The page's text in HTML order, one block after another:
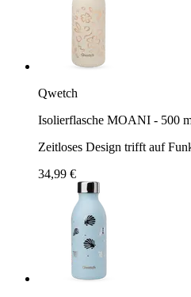
Qwetch
Isolierflasche MOANI - 500
Zeitloses Design trifft auf
34,99 €